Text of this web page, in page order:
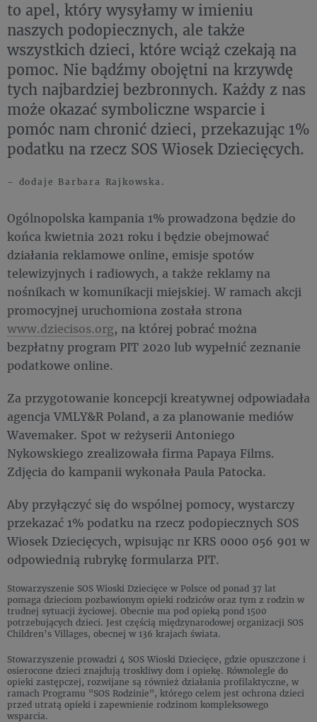
to apel, który wysyłamy w imieniu
naszych podopiecznych, ale także
wszystkich dzieci, które wciąż czekają na
pomoc. Nie bądźmy obojętni na krzywdę
tych najbardziej bezbronnych. Każdy z nas
może okazać symboliczne wsparcie i
pomóc nam chronić dzieci, przekazując 1%
podatku na rzecz SOS Wiosek Dziecięcych.
– dodaje Barbara Rajkowska.
Ogólnopolska kampania 1% prowadzona będzie do
końca kwietnia 2021 roku i będzie obejmować
działania reklamowe online, emisje spotów
telewizyjnych i radiowych, a także reklamy na
nośnikach w komunikacji miejskiej. W ramach akcji
promocyjnej uruchomiona została strona
www.dziecisos.org, na której pobrać można
bezpłatny program PIT 2020 lub wypełnić zeznanie
podatkowe online.
Za przygotowanie koncepcji kreatywnej odpowiadała
agencja VMLY&R Poland, a za planowanie mediów
Wavemaker. Spot w reżyserii Antoniego
Nykowskiego zrealizowała firma Papaya Films.
Zdjęcia do kampanii wykonała Paula Patocka.
Aby przyłączyć się do wspólnej pomocy, wystarczy
przekazać 1% podatku na rzecz podopiecznych SOS
Wiosek Dziecięcych, wpisując nr KRS 0000 056 901 w
odpowiednią rubrykę formularza PIT.
Stowarzyszenie SOS Wioski Dziecięce w Polsce od ponad 37 lat
pomaga dzieciom pozbawionym opieki rodziców oraz tym z rodzin w
trudnej sytuacji życiowej. Obecnie ma pod opieką pond 1500
potrzebujących dzieci. Jest częścią międzynarodowej organizacji SOS
Children’s Villages, obecnej w 136 krajach świata.
Stowarzyszenie prowadzi 4 SOS Wioski Dziecięce, gdzie opuszczone i
osierocone dzieci znajdują troskliwy dom i opiekę. Równolegle do
opieki zastępczej, rozwijane są również działania profilaktyczne, w
ramach Programu "SOS Rodzinie", którego celem jest ochrona dzieci
przed utratą opieki i zapewnienie rodzinom kompleksowego
wsparcia.